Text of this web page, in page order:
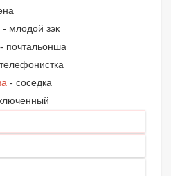
- млодой зэк
- почтальонша
- соседка